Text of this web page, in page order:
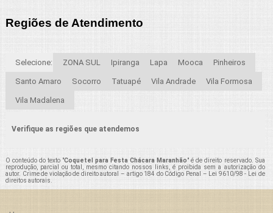
Regiões de Atendimento
Selecione: ZONA SUL Ipiranga Lapa Mooca Pinheiros
Santo Amaro Socorro Tatuapé Vila Andrade Vila Formosa
Vila Madalena
Verifique as regiões que atendemos
O conteúdo do texto "Coquetel para Festa Chácara Maranhão" é de direito reservado. Sua
reprodução, parcial ou total, mesmo citando nossos links, é proibida sem a autorização do
autor. Crime de violação de direito autoral – artigo 184 do Código Penal –
Lei 9610/98 - Lei de
direitos autorais